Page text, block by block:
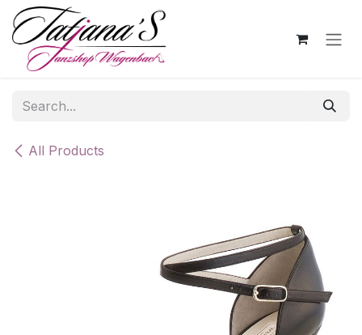
Skip to Content
All Products